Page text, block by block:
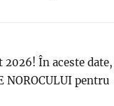
2026! În aceste date,
NOROCULUI pentru